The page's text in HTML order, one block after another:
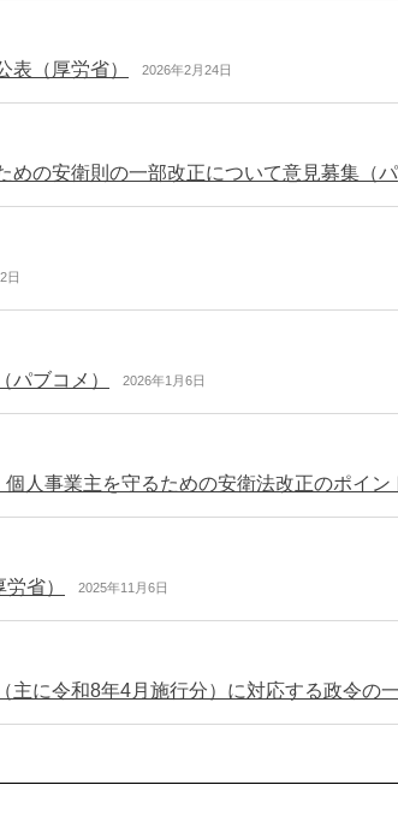
表（厚労省） 2026年2月24日
日
ブコメ） 2026年1月6日
人事業主を守るための安衛法改正のポイン
省） 2025年11月6日